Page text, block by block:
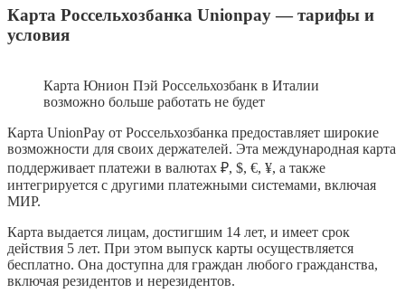
Карта Россельхозбанка Unionpay — тарифы и
условия
Карта Юнион Пэй Россельхозбанк в Италии
возможно больше работать не будет
Карта UnionPay от Россельхозбанка предоставляет широкие
возможности для своих держателей. Эта международная карта
поддерживает платежи в валютах ₽, $, €, ¥, а также
интегрируется с другими платежными системами, включая
МИР.
Карта выдается лицам, достигшим 14 лет, и имеет срок
действия 5 лет. При этом выпуск карты осуществляется
бесплатно. Она доступна для граждан любого гражданства,
включая резидентов и нерезидентов.